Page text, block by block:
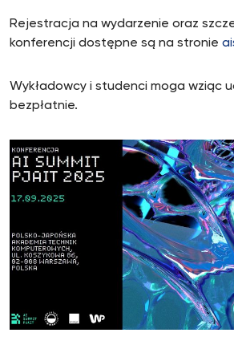
Rejestracja na wydarzenie oraz
konferencji dostępne są na stronie
Wykładowcy i studenci moga wziąc
bezpłatnie.